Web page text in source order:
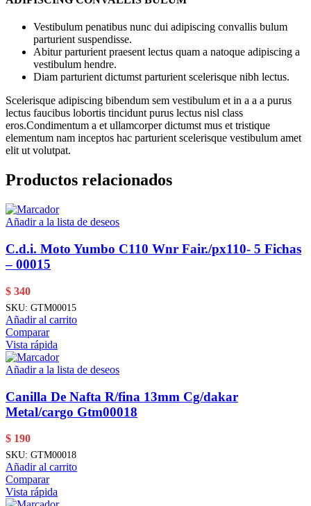
Vestibulum penatibus nunc dui adipiscing convallis bulum
parturient suspendisse.
Abitur parturient praesent lectus quam a natoque adipiscing a
vestibulum hendre.
Diam parturient dictumst parturient scelerisque nibh lectus.
Scelerisque adipiscing bibendum sem vestibulum et in a a a purus
lectus faucibus lobortis tincidunt purus lectus nisl class
eros.Condimentum a et ullamcorper dictumst mus et tristique
elementum nam inceptos hac parturient scelerisque vestibulum amet
elit ut volutpat.
Productos relacionados
Añadir a la lista de deseos
C.d.i. Moto Yumbo C110 Wnr Fair./px110- 5 Fichas
– 00015
$ 340
SKU: GTM00015
Añadir al carrito
Comparar
Vista rápida
Añadir a la lista de deseos
Canilla De Nafta R/fina 13mm Cg/dakar
Metal/cargo Gtm00018
$ 190
SKU: GTM00018
Añadir al carrito
Comparar
Vista rápida